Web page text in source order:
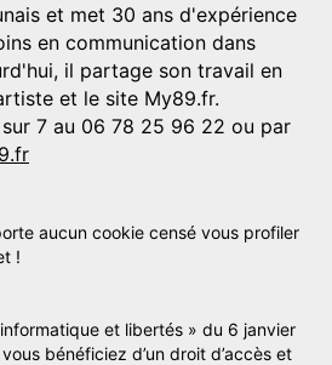
et met 30 ans d'expérience
en communication dans
il partage son travail en
et le site My89.fr.
7 au 06 78 25 96 22 ou par
aucun cookie censé vous profiler
!
et libertés » du 6 janvier
bénéficiez d’un droit d’accès et